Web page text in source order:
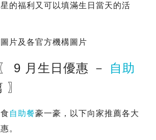
的福利又可以填滿生日當天的活
片及各官方機構圖片
9 月生日優惠 －
自助
自助餐豪一豪，以下向家推薦各大
。